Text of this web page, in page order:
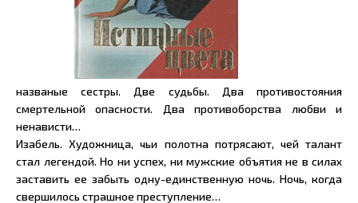
названые сестры. Две судьбы. Два противостояния
смертельной опасности. Два противоборства любви и
ненависти…
Изабель. Художница, чьи полотна потрясают, чей талант
стал легендой. Но ни успех, ни мужские объятия не в силах
заставить ее забыть одну-единственную ночь. Ночь, когда
свершилось страшное преступление…